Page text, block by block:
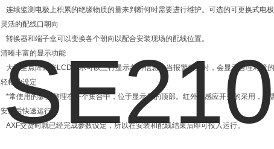
连续监测电极上积累的绝缘物质的量来判断何时需要进行维护。可选的可更换式电
灵活的配线口朝向
转换器和端子盒可以变换各个朝向以配合安装现场的配线位置。
清晰丰富的显示功能
大型全点阵背光LCD显示可以三行显示各种信息。当报警发生时，会显示合理对策
轻松的设定
*常使用的参数整理在一个集合中，位于显示屏的顶部。红外线感应开关的采用，无
安装后快速运行
AXF交货时就已经完成参数设定，所以在安装和配线结束后即可投入运行。